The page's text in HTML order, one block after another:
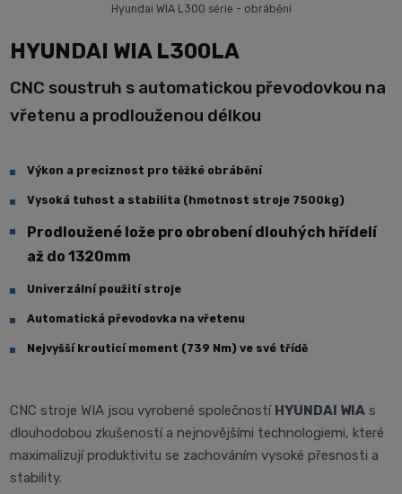
Hyundai WIA L300 série - obrábění
HYUNDAI WIA L300LA
CNC soustruh s automatickou převodovkou na
vřetenu a prodlouženou délkou
Výkon a preciznost pro těžké obrábění
Vysoká tuhost a stabilita (hmotnost stroje 7500kg)
Prodloužené lože pro obrobení dlouhých hřídelí
až do 1320mm
Univerzální použití stroje
Automatická převodovka na vřetenu
Nejvyšší krouticí moment (739 Nm) ve své třídě
CNC stroje WIA jsou vyrobené společností HYUNDAI WIA s
dlouhodobou zkušeností a nejnovějšími technologiemi, které
maximalizují produktivitu se zachováním vysoké přesnosti a
stability.